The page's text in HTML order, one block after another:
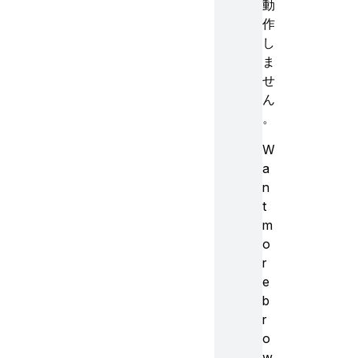
動
作
し
ま
せ
ん
。
W
a
n
t
m
o
r
e
b
r
o